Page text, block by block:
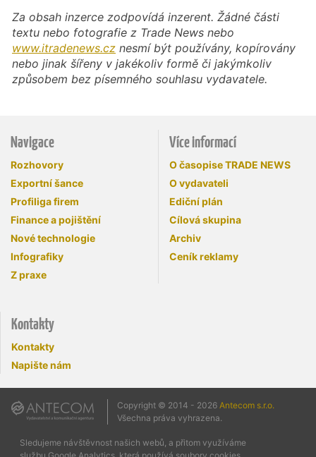
Za obsah inzerce zodpovídá inzerent. Žádné části
textu nebo fotografie z Trade News nebo
www.itradenews.cz nesmí být používány, kopírovány
nebo jinak šířeny v jakékoliv formě či jakýmkoliv
způsobem bez písemného souhlasu vydavatele.
Navigace
Rozhovory
Exportní šance
Profiliga firem
Finance a pojištění
Nové technologie
Infografiky
Z praxe
Více informací
O časopise TRADE NEWS
O vydavateli
Ediční plán
Cílová skupina
Archiv
Ceník reklamy
Kontakty
Kontakty
Napište nám
Copyright © 2014 - 2026 Antecom s.r.o.
Všechna práva vyhrazena.
Sledujeme návštěvnost našich webů, a přitom využíváme